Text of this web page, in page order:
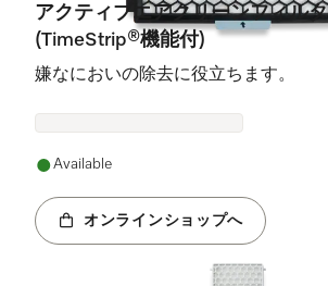
アクティブエアクリーンフィル
(TimeStrip®機能付)
嫌なにおいの除去に役立ちます。
Available
オンラインショップへ